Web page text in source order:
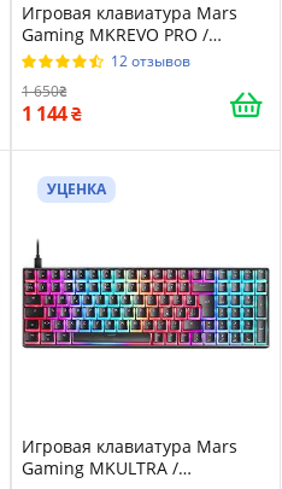
Игровая клавиатура Mars
Gaming MKREVO PRO /
Механическая / Outemu
/ UKR / Black
12 отзывов
1 650
1 144
УЦЕНКА
Игровая клавиатура Mars
Gaming MKULTRA /